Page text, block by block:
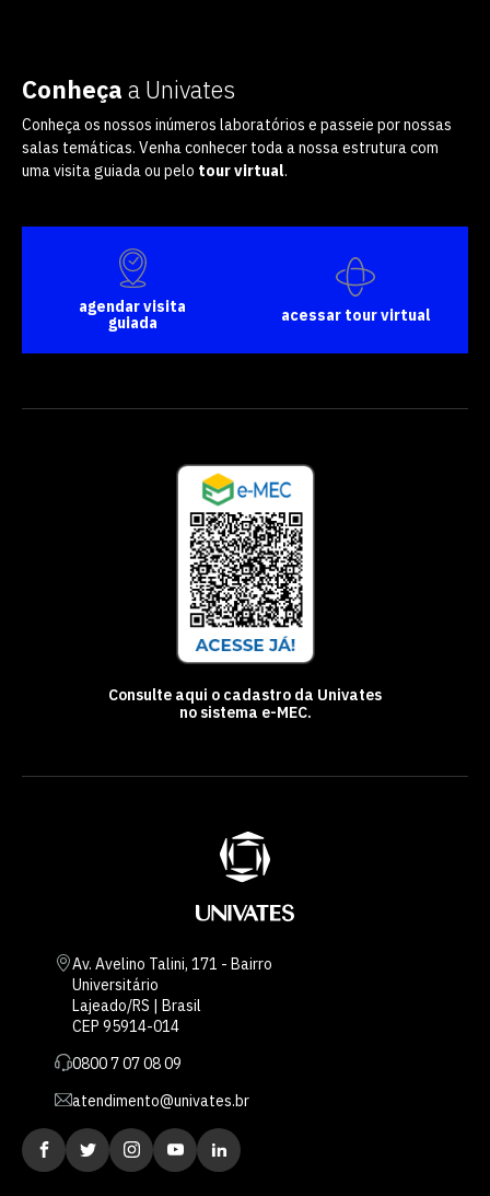
Conheça a Univates
Conheça os nossos inúmeros laboratórios e passeie por nossas
salas temáticas. Venha conhecer toda a nossa estrutura com
uma visita guiada ou pelo tour virtual.
agendar visita
guiada
acessar tour virtual
Consulte aqui o cadastro da Univates
no sistema e-MEC.
Av. Avelino Talini, 171 - Bairro
Universitário
Lajeado/RS | Brasil
CEP 95914-014
0800 7 07 08 09
atendimento@univates.br